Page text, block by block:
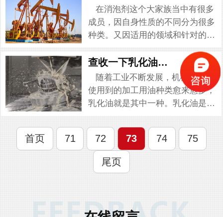
会给自然环境导致环境污染，提升
清洗的难度系数，提升清洗的成本
花费,在...
在消泡剂这个大家族当中有很多
成员，因自身性质的不同分为很多
种类。又因适用的领域和针对的泡
性。只有了解清楚了不同消泡剂的
不同性质，在利用消泡剂解决泡沫
问题时才能达到我们想要的效...
查收一下乳化油消泡剂怎么消泡的 2022-11-8
随着工业不断发展，机械加工中
使用到的加工用油种类愈来愈多，
乳化油就是其中一种。乳化油是以
属于金属削切油的一种。在一般状
态下，乳化油是很稳定的，但是泡
沫却是很影响乳化油的，乳化...
首页 71 72 73 74 75
尾页